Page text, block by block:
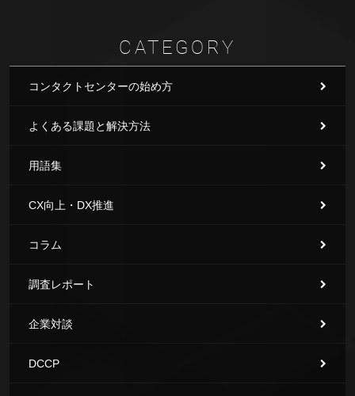
CATEGORY
コンタクトセンターの始め方
よくある課題と解決方法
用語集
CX向上・DX推進
コラム
調査レポート
企業対談
DCCP